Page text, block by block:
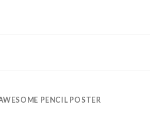
PENCIL POSTER